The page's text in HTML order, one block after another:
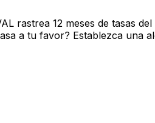
rastrea 12 meses de tasas
a tu favor? Establezca una